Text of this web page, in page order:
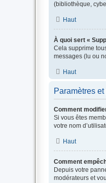
(bibliothèque,
Haut
À quoi sert «
Cela supprime
messages (lu ou
Haut
Paramètres
Comment
Si vous êtes
votre nom
Haut
Comment
Depuis votre
modérateurs et